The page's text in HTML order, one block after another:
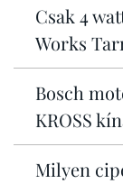
Csak 4
Works
Bosch
KROSS
Milyen